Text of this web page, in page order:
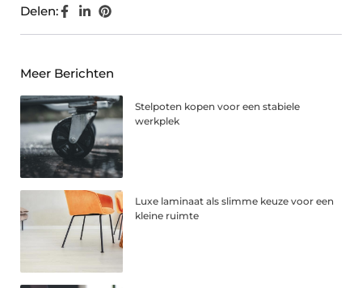
Delen:
Meer Berichten
Stelpoten kopen voor een stabiele
werkplek
Luxe laminaat als slimme keuze voor een
kleine ruimte